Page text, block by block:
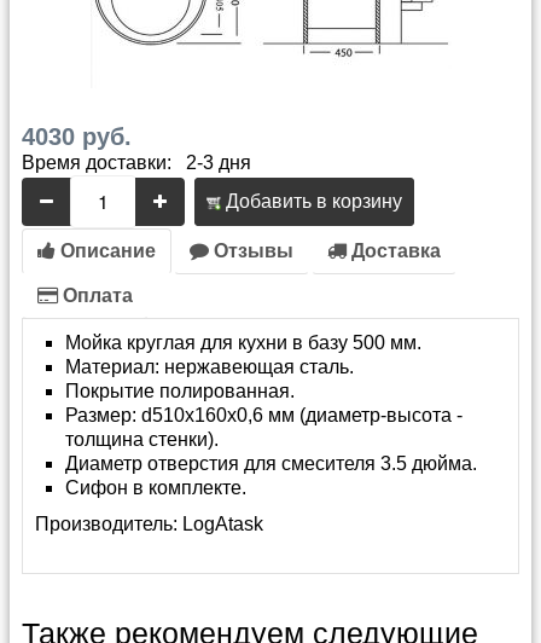
4030 руб.
Время доставки: 2-3 дня
Добавить в корзину
Описание Отзывы Доставка
Оплата
Мойка круглая для кухни в базу 500 мм.
Материал: нержавеющая сталь.
Покрытие полированная.
Размер: d510х160х0,6 мм (диаметр-высота -
толщина стенки).
Диаметр отверстия для смесителя 3.5 дюйма.
Сифон в комплекте.
Производитель: LogAtask
Также рекомендуем следующие